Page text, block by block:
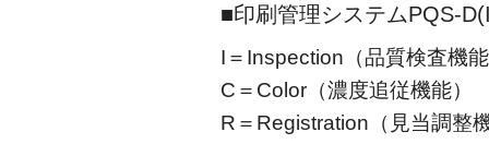
印刷管理システムPQS-
I＝Inspection（品質検査機
C＝Color（濃度追従機能）
R＝Registration（見当調整